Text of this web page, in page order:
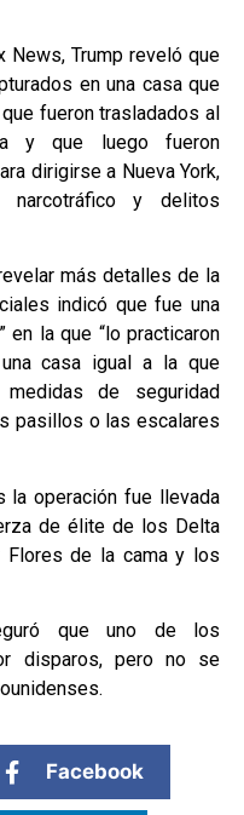
News, Trump reveló que
en una casa que
fueron trasladados al
y que luego fueron
dirigirse a Nueva York,
narcotráfico y delitos
más detalles de la
indicó que fue una
en la que “lo practicaron
casa igual a la que
de seguridad
pasillos o las escalares
la operación fue llevada
de élite de los Delta
Flores de la cama y los
que uno de los
disparos, pero no se
Facebook